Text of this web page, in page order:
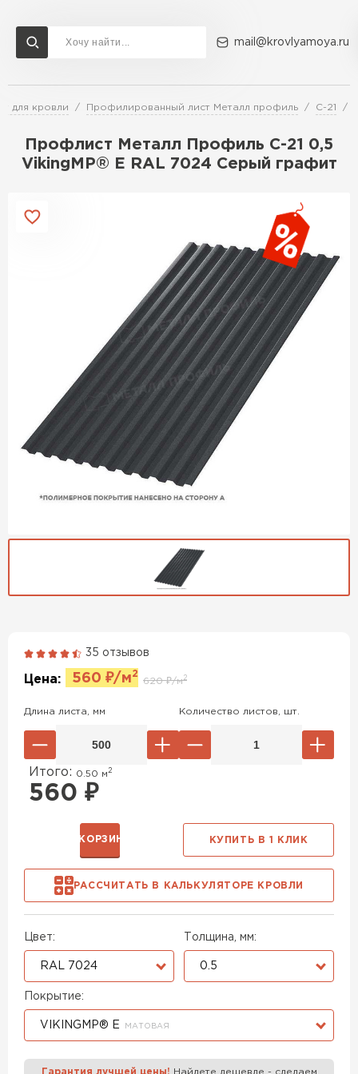
mail@krovlyamoya.ru
для кровли Профилированный лист Металл профиль С-21
Профлист Металл Профиль С-21 0,5
VikingMP® E RAL 7024 Серый графит
35 отзывов
Цена: 560 ₽/м2
620₽/м2
Цвет:
RAL 7024
Толщина, мм:
0.5
Покрытие:
VIKINGMP® E МАТОВАЯ
Длина листа, мм Количество листов, шт.
Итого: 0.50 м 2
560 ₽
РАССЧИТАТЬ В КАЛЬКУЛЯТОРЕ КРОВЛИ
В КОРЗИНУ КУПИТЬ В 1 КЛИК
Гарантия лучшей цены! Найдете дешевле - сделаем
Сервисы расчета
Расчет штакетника для забора
Расчет водостока
Расчет фальцевой кровли
Расчет кровли из металлочерепицы
Доставка Контакты
ПЕРЕЙТИ
Гибкая черепица